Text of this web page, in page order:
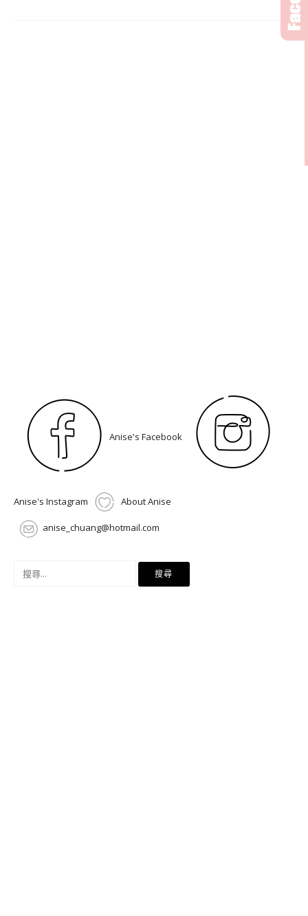
Anise's Facebook
Anise's Instagram About Anise
anise_chuang@hotmail.com